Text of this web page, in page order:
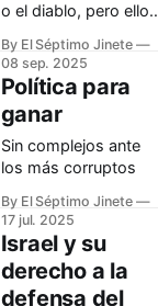
o el diablo, pero ellos
By El Séptimo Jinete
08 sep. 2025
Política para
ganar
Sin complejos ante
los más corruptos
By El Séptimo Jinete
17 jul. 2025
Israel y su
derecho a la
defensa del